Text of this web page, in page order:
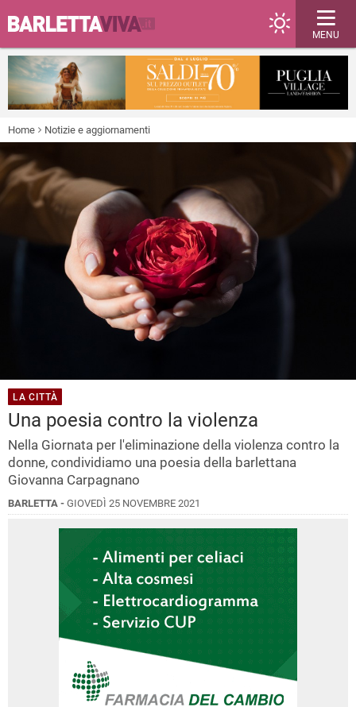
MENU
Home Notizie e aggiornamenti
LA CITTÀ
Una poesia contro la violenza
Nella Giornata per l'eliminazione della violenza contro la
donne, condividiamo una poesia della barlettana
Giovanna Carpagnano
BARLETTA - GIOVEDÌ 25 NOVEMBRE 2021